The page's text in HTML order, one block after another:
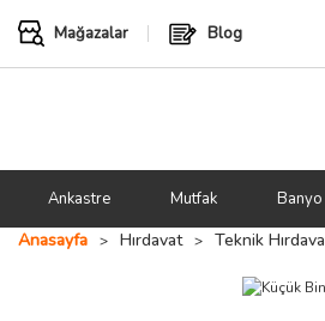
Mağazalar Blog
Ankastre Mutfak Banyo
Anasayfa
Hırdavat Teknik